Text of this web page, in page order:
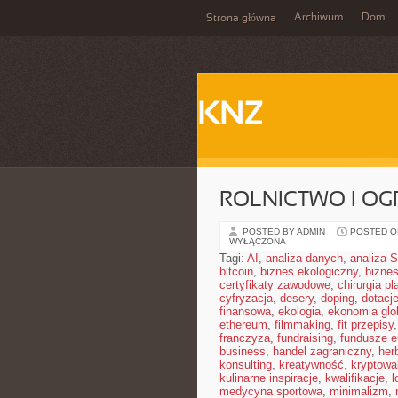
Strona główna Archiwum Dom
KNZ
ROLNICTWO I
POSTED BY ADMIN POSTED
WYŁĄCZONA
Tagi: AI , analiza danych, analiza
bitcoin, biznes ekologiczny,
certyfikaty zawodowe, chirurgia
cyfryzacja, desery, doping, dotacje
finansowa, ekologia, ekonomia
ethereum, filmmaking, fit przepisy,
franczyza, fundraising, fundusze
business, handel zagraniczny,
konsulting, kreatywność,
kulinarne inspiracje, kwalifikacje,
medycyna sportowa, minimalizm,